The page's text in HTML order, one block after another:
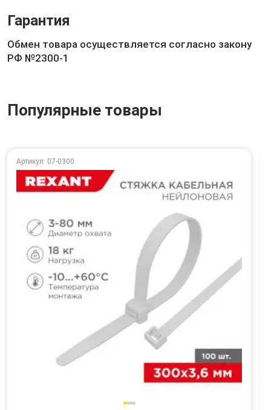
Гарантия
Обмен товара осуществляется согласно закону
РФ №2300-1
Популярные товары
Артикул: 07-0300